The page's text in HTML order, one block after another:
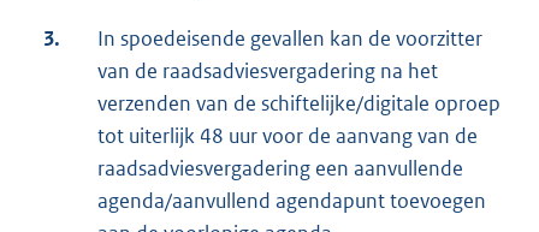
3.
In spoedeisende gevallen kan de voorzitter
van de raadsadviesvergadering na het
verzenden van de schiftelijke/digitale oproep
tot uiterlijk 48 uur voor de aanvang van de
raadsadviesvergadering een aanvullende
agenda/aanvullend agendapunt toevoegen